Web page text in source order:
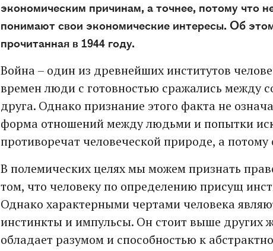
экономическим причинам, а точнее, потому что
понимают свои экономические интересы. Об
прочитанная в 1944 году.
Война – один из древнейших институтов
времен люди с готовностью сражались между
друга. Однако признание этого факта не
форма отношений между людьми и попытки
противоречат человеческой природе, а
В полемических целях мы можем признать
том, что человеку по определению присущ
Однако характерными чертами человека
инстинкты и импульсы. Он стоит выше других
обладает разумом и способностью к